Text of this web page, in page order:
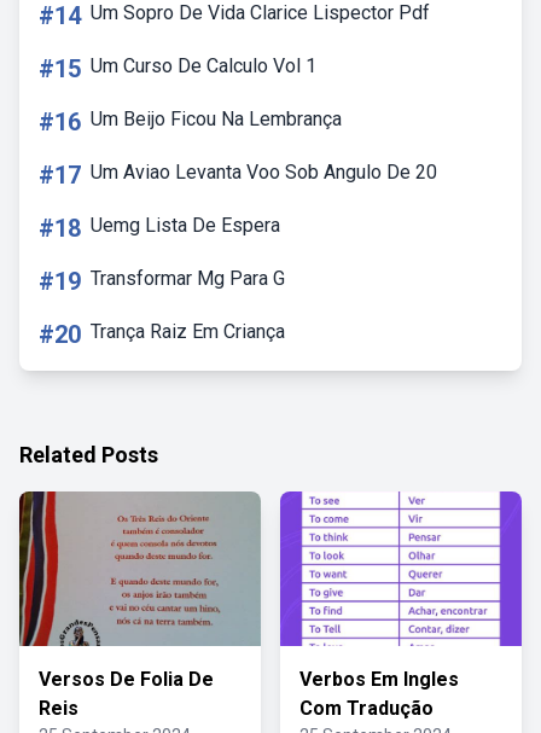
#14 Um Sopro De Vida Clarice Lispector Pdf
#15 Um Curso De Calculo Vol 1
#16 Um Beijo Ficou Na Lembrança
#17 Um Aviao Levanta Voo Sob Angulo De 20
#18 Uemg Lista De Espera
#19 Transformar Mg Para G
#20 Trança Raiz Em Criança
Related Posts
Versos De Folia De
Reis
Verbos Em Ingles
Com Tradução